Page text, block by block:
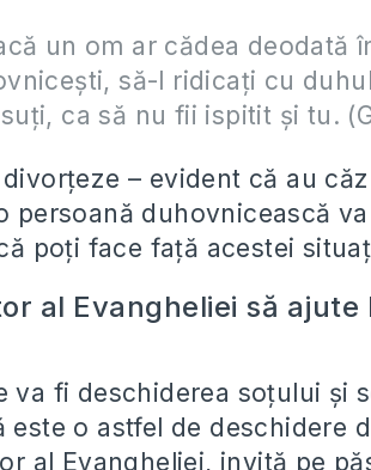
un om ar cădea deodată
să-l ridicaţi cu
ca să nu fii ispitit şi tu.
– evident că au
persoană duhovnicească
poți face față acestei
al Evangheliei să ajute
va fi deschiderea soțului și
este o astfel de deschidere
al Evangheliei, invită pe